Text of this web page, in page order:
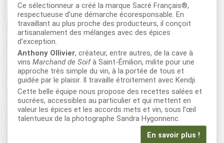
Ce sélectionneur a créé la marque Sacré Français®,
respectueuse d’une démarche écoresponsable. En
travaillant au plus proche des producteurs, il conçoit
artisanalement des mélanges avec des épices
d’exception.
Anthony Ollivier, créateur, entre autres, de la cave à
vins Marchand de Soifà Saint-Émilion, milite pour une
approche très simple du vin, à la portée de tous et
guidée par le plaisir. Il travaille étroitement avec Kendji.
Cette belle équipe nous propose des recettes salées et
sucrées, accessibles au particulier et qui mettent en
valeur les épices et les accords mets et vin, sous l’œil
talentueux de la photographe Sandra Hygonnenc.
En savoir plus !